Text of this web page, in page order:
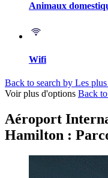
Animaux
Wifi
Back to search by Les plus
Voir plus d'options Back
Aéroport
Hamilton :